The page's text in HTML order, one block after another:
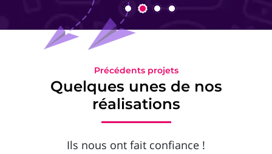
Précédents projets
Quelques unes de nos
réalisations
Ils nous ont fait confiance !